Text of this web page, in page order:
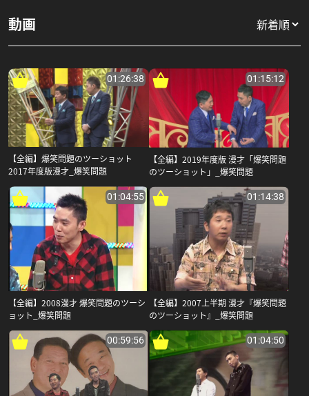
動画
01:26:38
【全編】爆笑問題のツーショット
2017年度版漫才_爆笑問題
01:15:12
【全編】2019年度版 漫才「爆笑問題
のツーショット」_爆笑問題
01:04:55
【全編】2008漫才 爆笑問題のツーシ
ョット_爆笑問題
01:14:38
【全編】2007上半期 漫才『爆笑問題
のツーショット』_爆笑問題
00:59:56 01:04:50